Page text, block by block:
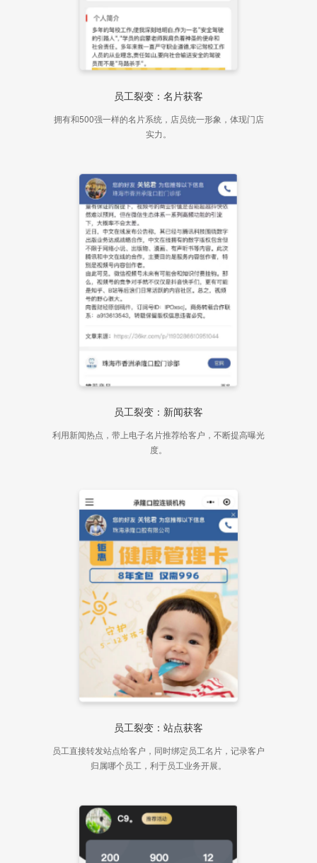
员工裂变：名片获客
拥有和500强一样的名片系统，店员统一形象，体现门店
实力。
员工裂变：新闻获客
利用新闻热点，带上电子名片推荐给客户，不断提高曝光
度。
员工裂变：站点获客
员工直接转发站点给客户，同时绑定员工名片，记录客户
归属哪个员工，利于员工业务开展。